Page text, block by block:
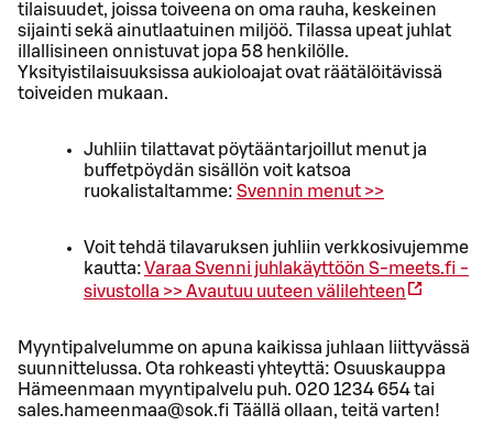
tilaisuudet, joissa toiveena on oma rauha, keskeinen
sijainti sekä ainutlaatuinen miljöö. Tilassa upeat juhlat
illallisineen onnistuvat jopa 58 henkilölle.
Yksityistilaisuuksissa aukioloajat ovat räätälöitävissä
toiveiden mukaan.
Juhliin tilattavat pöytääntarjoillut menut ja
buffetpöydän sisällön voit katsoa
ruokalistaltamme: Svennin menut >>
Voit tehdä tilavaruksen juhliin verkkosivujemme
kautta:Varaa Svenni juhlakäyttöön S-meets.fi -
sivustolla >>Avautuu uuteen välilehteen
Myyntipalvelumme on apuna kaikissa juhlaan liittyvässä
suunnittelussa. Ota rohkeasti yhteyttä: Osuuskauppa
Hämeenmaan myyntipalvelu puh. 020 1234 654 tai
sales.hameenmaa@sok.fi Täällä ollaan, teitä varten!